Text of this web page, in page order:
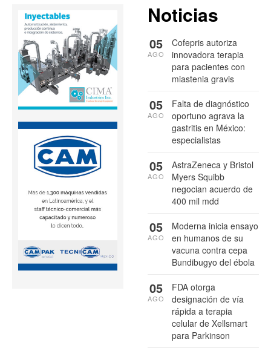
Noticias
Cofepris autoriza
innovadora terapia
para pacientes con
miastenia gravis
05
AGO
Falta de diagnóstico
oportuno agrava la
gastritis en México:
especialistas
05
AGO
AstraZeneca y Bristol
Myers Squibb
negocian acuerdo de
400 mil mdd
05
AGO
Moderna inicia ensayo
en humanos de su
vacuna contra cepa
Bundibugyo del ébola
05
AGO
FDA otorga
designación de vía
rápida a terapia
celular de Xellsmart
para Parkinson
05
AGO